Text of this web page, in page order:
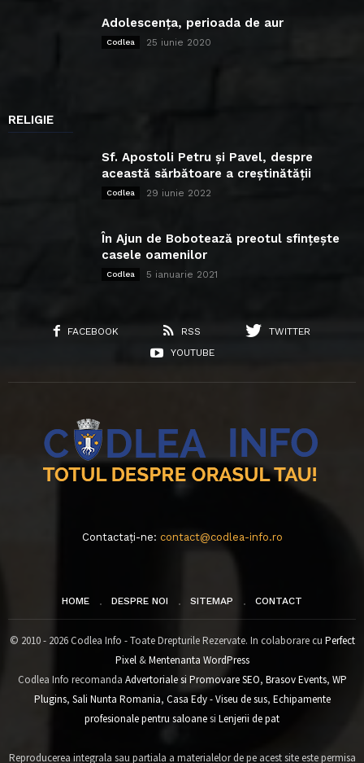
Adolescența, perioada de aur
Codlea 25 iunie 2020
RELIGIE
Sf. Apostoli Petru și Pavel, despre
această sărbătoare a creștinătății
Codlea 29 iunie 2022
În Ajun de Bobotează preotul sfințește
casele oamenilor
Codlea 5 ianuarie 2021
FACEBOOK RSS
TWITTER
YOUTUBE
Contactați-ne: contact@codlea-info.ro
HOME DESPRE NOI SITEMAP CONTACT
© 2010 - 2026 Codlea Info - Toate Drepturile Rezervate. In colaborare cu Perfect
Pixel&Mentenanta WordPress
Codlea Info recomanda Advertoriale si Promovare SEO, Brasov Events, WP
Plugins, Sali Nunta Romania, Casa Edy - Viseu de sus, Echipamente
profesionale pentru saloanesi Lenjerii de pat
Reproducerea integrala sau partiala a materialelor de pe acest site este permisa